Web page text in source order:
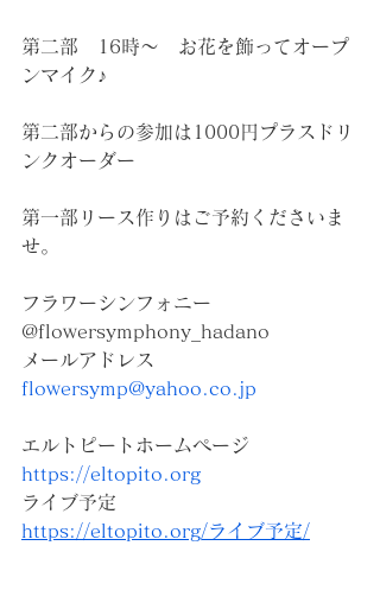
第二部　16時〜　お花を飾ってオープ
ンマイク♪
第二部からの参加は1000円プラスドリ
ンクオーダー
第一部リース作りはご予約くださいま
せ。
フラワーシンフォニー
@flowersymphony_hadano
メールアドレス
flowersymp@yahoo.co.jp
エルトピートホームページ
https://eltopito.org
ライブ予定
https://eltopito.org/ライブ予定/